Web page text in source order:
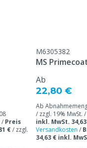
1 kg
/ Preis
€/ zzgl.
M6305382
MS
Ab
22,80 €
Ab
/ zzgl. 19% MwSt. /
inkl. MwSt.
Versandkosten /
34,63 € inkl.